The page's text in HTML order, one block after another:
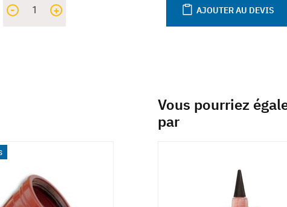
+
- AJOUTER AU DEVIS
Vous pourriez
par